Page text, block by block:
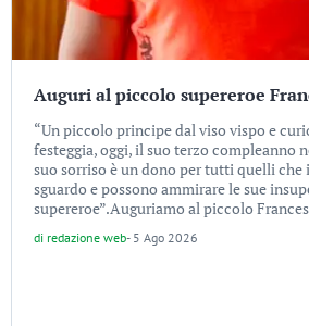
Auguri al piccolo supereroe
“Un piccolo principe dal viso vispo e
festeggia, oggi, il suo terzo compleanno
suo sorriso è un dono per tutti quelli che
sguardo e possono ammirare le sue
supereroe”.Auguriamo al piccolo
di redazione web- 5 Ago 2026